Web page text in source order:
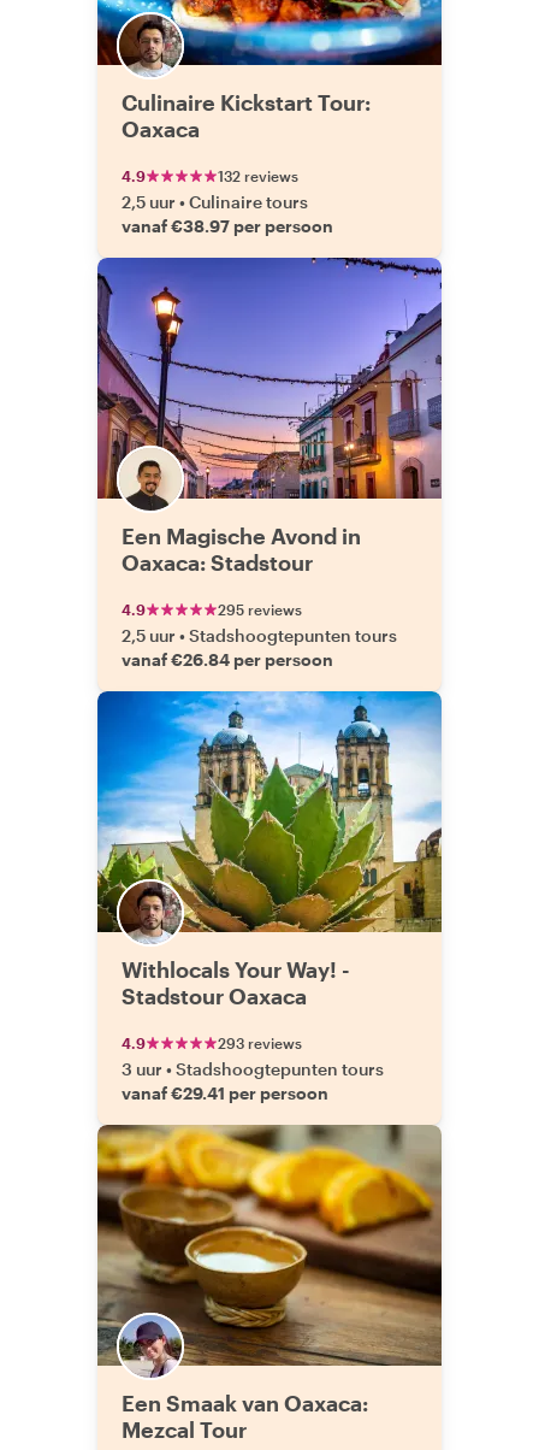
Culinaire Kickstart Tour:
Oaxaca
4.9 132 reviews
2,5 uur •Culinaire tours
vanaf €38.97 per persoon
Een Magische Avond in
Oaxaca: Stadstour
4.9 295 reviews
2,5 uur •Stadshoogtepunten tours
vanaf €26.84 per persoon
Withlocals Your Way! -
Stadstour Oaxaca
4.9 293 reviews
3 uur •Stadshoogtepunten tours
vanaf €29.41 per persoon
Een Smaak van Oaxaca:
Mezcal Tour